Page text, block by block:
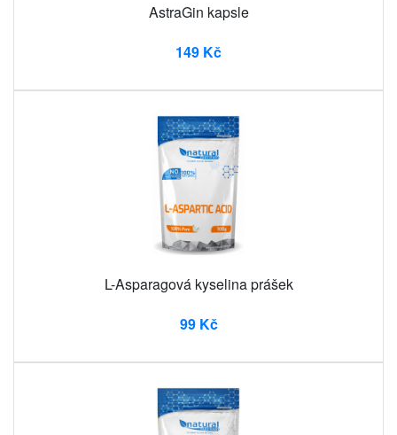
AstraGin kapsle
149 Kč
L-Asparagová kyselina prášek
99 Kč